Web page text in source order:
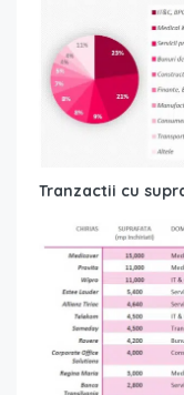
Tranzactii cu